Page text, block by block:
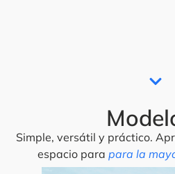
Simple, versátil y práctico.
espacio para para la